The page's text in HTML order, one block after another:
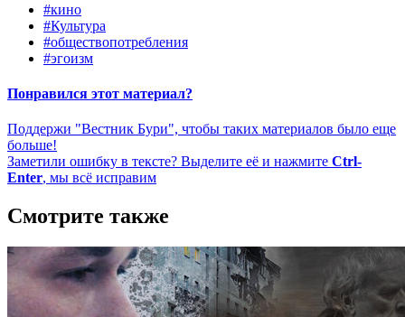
#кино
#Культура
#обществопотребления
#эгоизм
Понравился этот материал?
Поддержи "Вестник Бури", чтобы таких материалов было еще
больше!
Заметили ошибку в тексте? Выделите её и нажмите Ctrl-
Enter, мы всё исправим
Смотрите также